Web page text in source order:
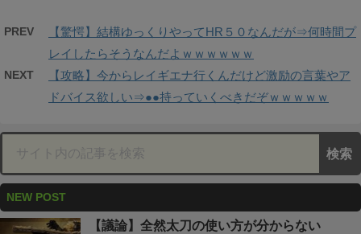
PREV
【驚愕】結構ゆっくりやってHR５０なんだが⇒何時間プ
レイしたらそうなんだよｗｗｗｗｗｗ
NEXT
【攻略】今からレイギエナ行くんだけど激励の言葉やア
ドバイス欲しい⇒●●持っていくべきだぞｗｗｗｗｗ
NEW POST
【議論】全然太刀の使い方が分からない